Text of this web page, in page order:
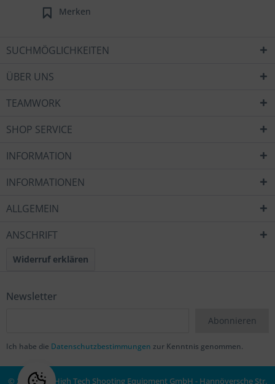
Merken
SUCHMÖGLICHKEITEN
ÜBER UNS
TEAMWORK
SHOP SERVICE
INFORMATION
INFORMATIONEN
ALLGEMEIN
ANSCHRIFT
Widerruf erklären
Newsletter
Abonnieren
Ich habe die Datenschutzbestimmungen zur Kenntnis genommen.
© 2020 MEC High Tech Shooting Equipment GmbH - Hannöversche Str.